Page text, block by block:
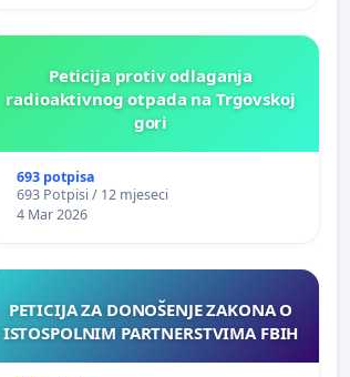
Peticija protiv odlaganja
radioaktivnog otpada na Trgovskoj
gori
693 potpisa
693 Potpisi / 12 mjeseci
4 Mar 2026
PETICIJA ZA DONOŠENJE ZAKONA O
ISTOSPOLNIM PARTNERSTVIMA FBIH